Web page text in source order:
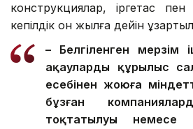
конструкциялар, іргетас пен
кепілдік он жылға дейін
– Белгіленген мерзім
ақауларды құрылыс
есебінен жоюға
бұзған
тоқтатылуы немесе